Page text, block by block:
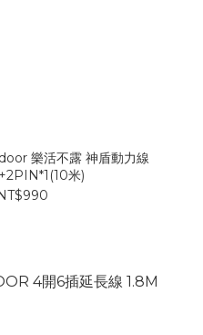
樂活不露 神盾動力線
米)